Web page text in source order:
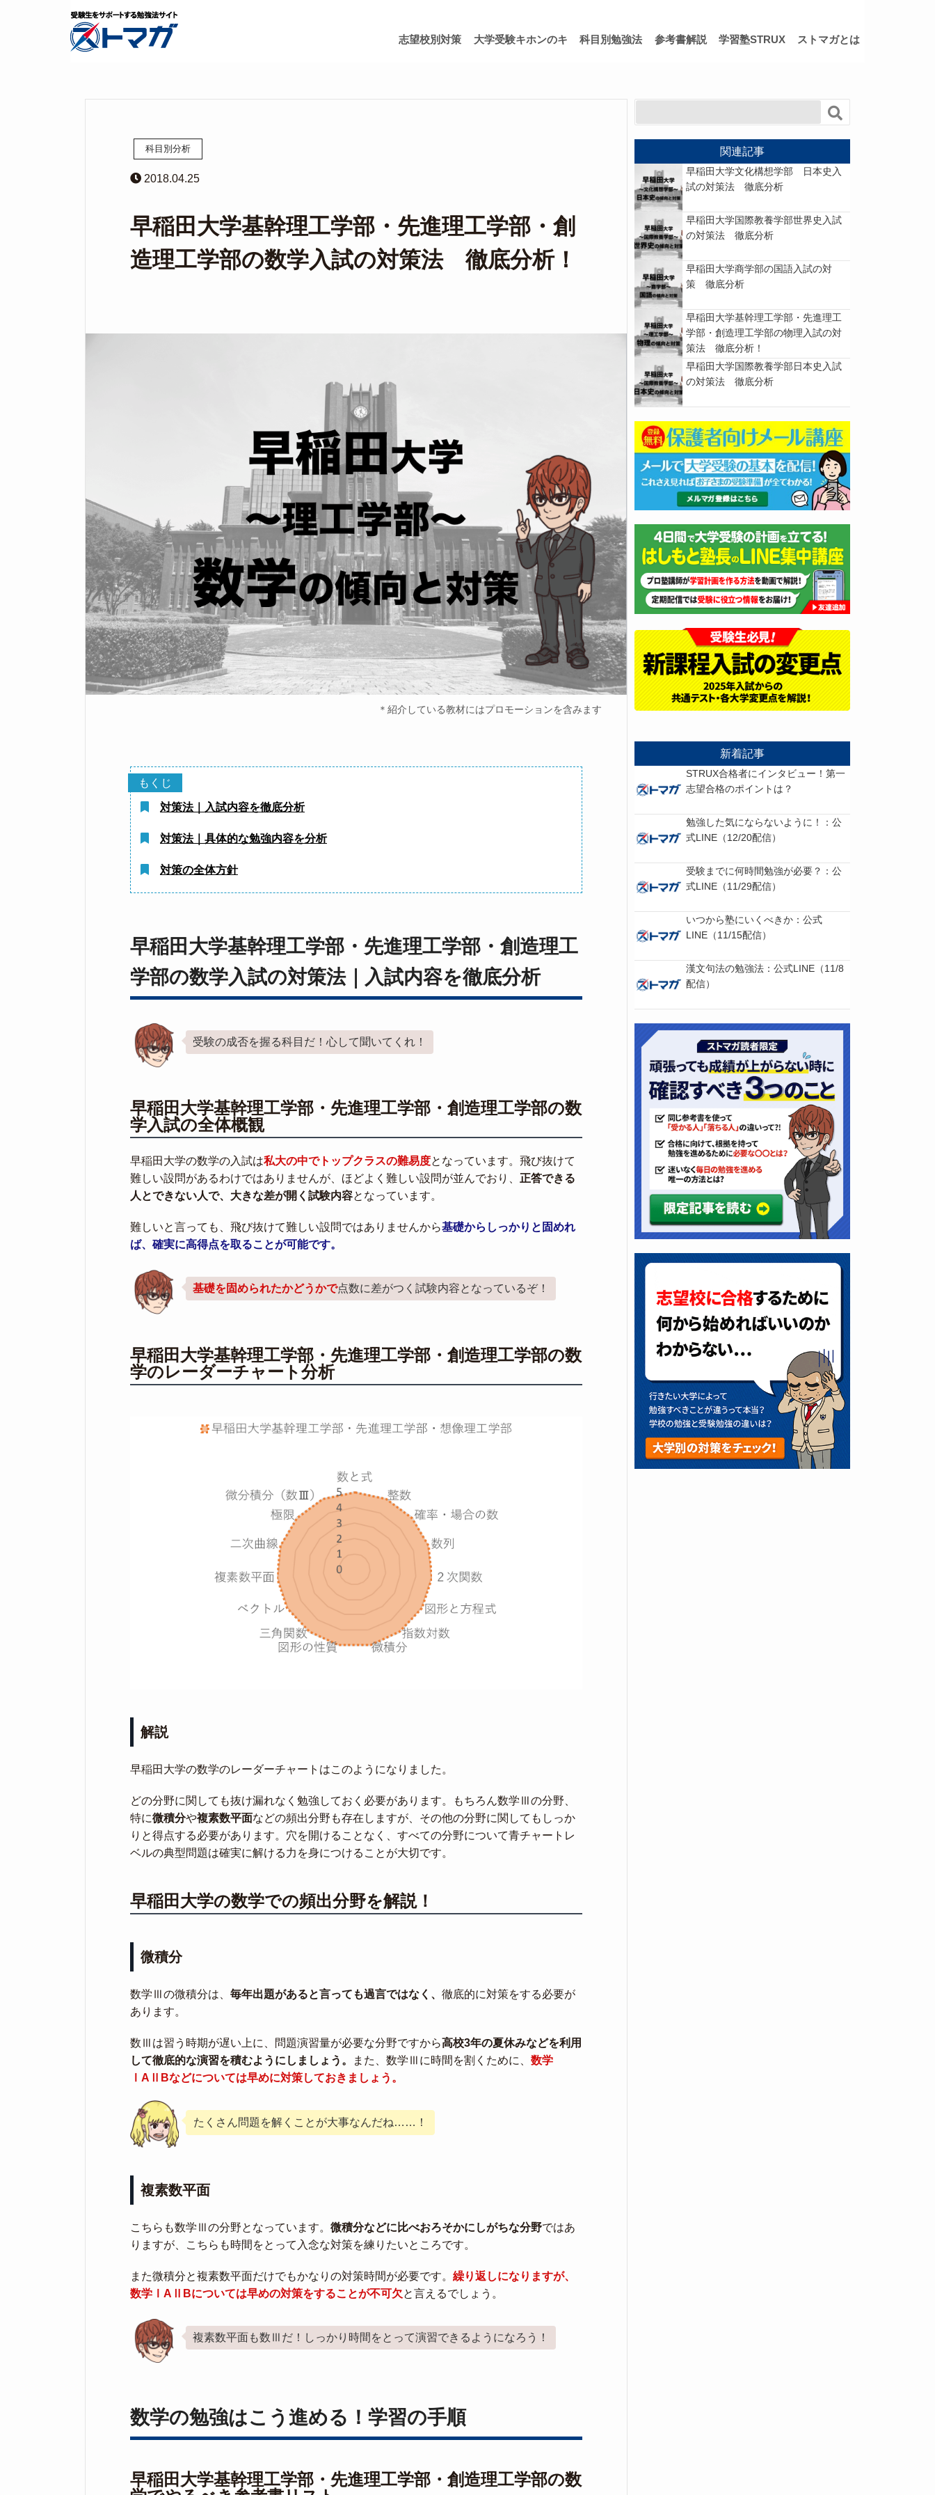
志望校別対策 大学受験キホンのキ 科目別勉強法 参考書解説 学習塾STRUX ストマガとは
科目別分析
2018.04.25
早稲田大学基幹理工学部・先進理工学部・創
造理工学部の数学入試の対策法 徹底分析！
＊紹介している教材にはプロモーションを含みます
対策法｜入試内容を徹底分析
対策法｜具体的な勉強内容を分析
対策の全体方針
早稲田大学基幹理工学部・先進理工学部・創造理工
学部の数学入試の対策法｜入試内容を徹底分析
受験の成否を握る科目だ！心して聞いてくれ！
早稲田大学基幹理工学部・先進理工学部・創造理工学部の数
学入試の全体概観
早稲田大学の数学の入試は私大の中でトップクラスの難易度となっています。飛び抜けて
難しい設問があるわけではありませんが、ほどよく難しい設問が並んでおり、 正答できる
人とできない人で、大きな差が開く試験内容となっています。
難しいと言っても、飛び抜けて難しい設問ではありませんから基礎からしっかりと固めれ
ば、確実に高得点を取ることが可能です。
基礎を固められたかどうかで点数に差がつく試験内容となっているぞ！
早稲田大学基幹理工学部・先進理工学部・創造理工学部の数
学のレーダーチャート分析
解説
早稲田大学の数学のレーダーチャートはこのようになりました。
どの分野に関しても抜け漏れなく勉強しておく必要があります。もちろん数学Ⅲの分野、
特に微積分や複素数平面などの頻出分野も存在しますが、その他の分野に関してもしっか
りと得点する必要があります。穴を開けることなく、すべての分野について青チャートレ
ベルの典型問題は確実に解ける力を身につけることが大切です。
早稲田大学の数学での頻出分野を解説！
微積分
数学Ⅲの微積分は、 毎年出題があると言っても過言ではなく、 徹底的に対策をする必要が
あります。
数Ⅲは習う時期が遅い上に、問題演習量が必要な分野ですから高校3年の夏休みなどを利用
して徹底的な演習を積むようにしましょう。
また、数学Ⅲに時間を割くために、 数学
ⅠAⅡBなどについては早めに対策しておきましょう。
たくさん問題を解くことが大事なんだね……！
複素数平面
こちらも数学Ⅲの分野となっています。 微積分などに比べおろそかにしがちな分野ではあ
りますが、こちらも時間をとって入念な対策を練りたいところです。
また微積分と複素数平面だけでもかなりの対策時間が必要です。 繰り返しになりますが、
数学ⅠAⅡBについては早めの対策をすることが不可欠と言えるでしょう。
複素数平面も数Ⅲだ！しっかり時間をとって演習できるようになろう！
数学の勉強はこう進める！学習の手順
早稲田大学基幹理工学部・先進理工学部・創造理工学部の数
関連記事
早稲田大学文化構想学部 日本史入
試の対策法 徹底分析
早稲田大学国際教養学部世界史入試
の対策法 徹底分析
早稲田大学商学部の国語入試の対
策 徹底分析
早稲田大学基幹理工学部・先進理工
学部・創造理工学部の物理入試の対
策法 徹底分析！
早稲田大学国際教養学部日本史入試
の対策法 徹底分析
新着記事
STRUX合格者にインタビュー！第一
志望合格のポイントは？
勉強した気にならないように！：公
式LINE（12/20配信）
受験までに何時間勉強が必要？：公
式LINE（11/29配信）
いつから塾にいくべきか：公式
LINE（11/15配信）
漢文句法の勉強法：公式LINE（11/8
配信）